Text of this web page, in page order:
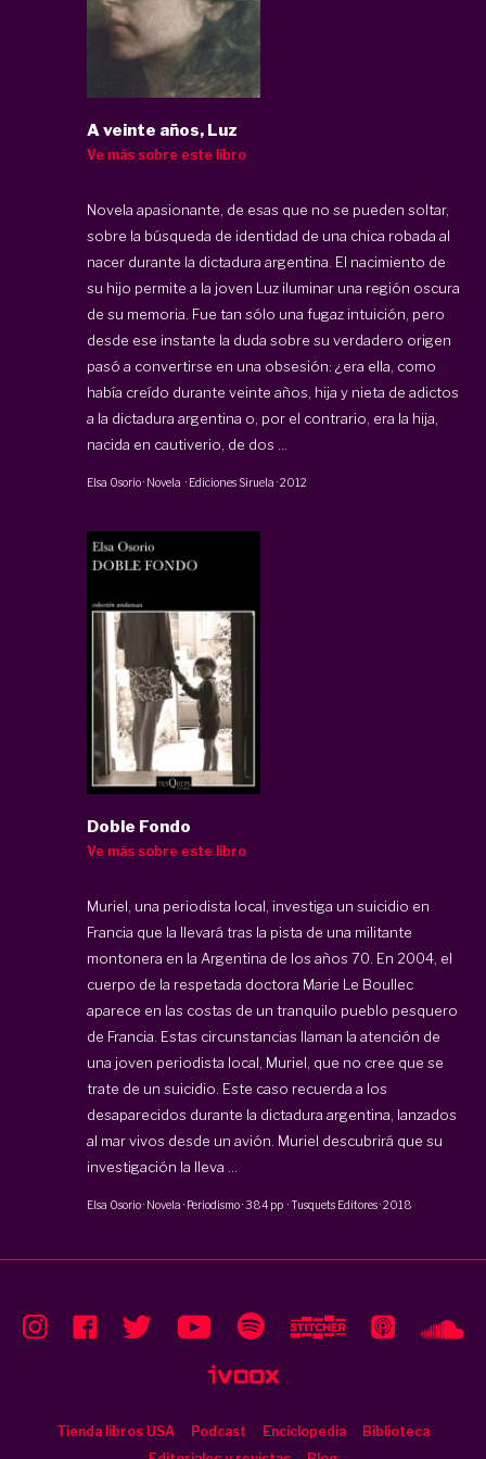
A veinte años, Luz
Ve más sobre este libro
Novela apasionante, de esas que no se pueden soltar,
sobre la búsqueda de identidad de una chica robada al
nacer durante la dictadura argentina. El nacimiento de
su hijo permite a la joven Luz iluminar una región oscura
de su memoria. Fue tan sólo una fugaz intuición, pero
desde ese instante la duda sobre su verdadero origen
pasó a convertirse en una obsesión: ¿era ella, como
había creído durante veinte años, hija y nieta de adictos
a la dictadura argentina o, por el contrario, era la hija,
nacida en cautiverio, de dos ...
Elsa Osorio· Novela · Ediciones Siruela ·2012
Doble Fondo
Ve más sobre este libro
Muriel, una periodista local, investiga un suicidio en
Francia que la llevará tras la pista de una militante
montonera en la Argentina de los años 70. En 2004, el
cuerpo de la respetada doctora Marie Le Boullec
aparece en las costas de un tranquilo pueblo pesquero
de Francia. Estas circunstancias llaman la atención de
una joven periodista local, Muriel, que no cree que se
trate de un suicidio. Este caso recuerda a los
desaparecidos durante la dictadura argentina, lanzados
al mar vivos desde un avión. Muriel descubrirá que su
investigación la lleva ...
Elsa Osorio· Novela · Periodismo·384 pp ·Tusquets Editores·2018
Tienda libros USA Podcast Enciclopedia
Biblioteca